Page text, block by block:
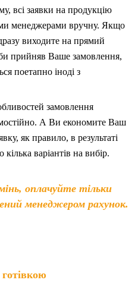
всі заявки на продукцію
менеджерами вручну. Якщо
виходите на прямий
прийняв Ваше замовлення,
поетапно іноді з
замовлення
А Ви економите Ваш
як правило, в результаті
варіантів на вибір.
оплачуйте тільки
менеджером рахунок.